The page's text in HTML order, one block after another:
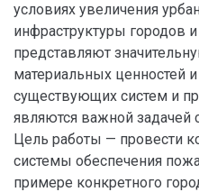
условиях увеличения
инфраструктуры городов
представляют
материальных ценностей
существующих систем и
являются важной задачей
Цель работы — провести
системы обеспечения
примере конкретного